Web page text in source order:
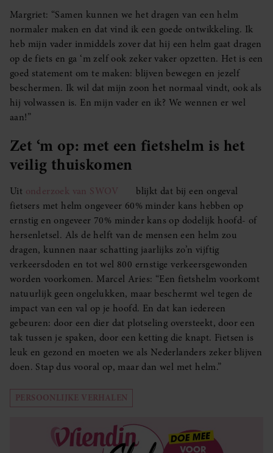
Margriet: “Samen kunnen we het dragen van een helm
normaler maken en dat vind ik een goede ontwikkeling. Ik
heb mijn vader inmiddels zover dat hij een helm gaat dragen
op de fiets en ga ‘m zelf ook zeker vaker opzetten. Het is een
goed statement om te maken: blijven bewegen en jezelf
beschermen. Ik wil dat mijn zoon het normaal vindt, ook als
hij volwassen is. En mijn vader en ik? We wennen er wel
aan!”
Zet ‘m op: met een fietshelm is het
veilig thuiskomen
Uit onderzoek van SWOV
blijkt dat bij een ongeval
fietsers met helm ongeveer 60% minder kans hebben op
ernstig en ongeveer 70% minder kans op dodelijk hoofd- of
hersenletsel. Als de helft van de mensen een helm zou
dragen, kunnen naar schatting jaarlijks zo’n vijftig
verkeersdoden en tot wel 800 ernstige verkeersgewonden
worden voorkomen. Marcel Aries: “Een fietshelm voorkomt
natuurlijk geen ongelukken, maar beschermt wel tegen de
impact van een val op je hoofd. En dat kan iedereen
gebeuren: door een dier dat plotseling oversteekt, door een
tak tussen je spaken, door een ketting die knapt. Fietsen is
leuk en gezond en moeten we als Nederlanders zeker blijven
doen. Stap dus vooral op, maar dan wel met helm.”
PERSOONLIJKE VERHALEN